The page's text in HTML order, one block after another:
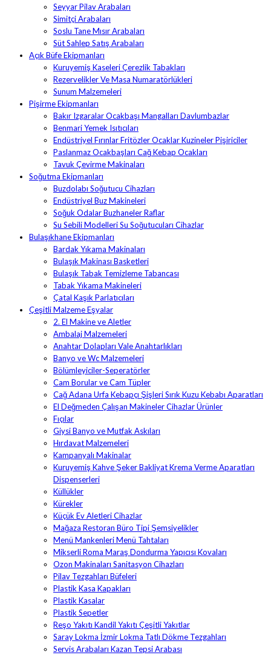
Seyyar Pilav Arabaları
Simitçi Arabaları
Soslu Tane Mısır Arabaları
Süt Sahlep Satış Arabaları
Açık Büfe Ekipmanları
Kuruyemiş Kaseleri Çerezlik Tabakları
Rezervelikler Ve Masa Numaratörlükleri
Sunum Malzemeleri
Pişirme Ekipmanları
Bakır Izgaralar Ocakbaşı Mangalları Davlumbazlar
Benmari Yemek Isıtıcıları
Endüstriyel Fırınlar Fritözler Ocaklar Kuzineler Pişiriciler
Paslanmaz Ocakbaşları Cağ Kebap Ocakları
Tavuk Çevirme Makinaları
Soğutma Ekipmanları
Buzdolabı Soğutucu Cihazları
Endüstriyel Buz Makineleri
Soğuk Odalar Buzhaneler Raflar
Su Sebili Modelleri Su Soğutucuları Cihazlar
Bulaşıkhane Ekipmanları
Bardak Yıkama Makinaları
Bulaşık Makinası Basketleri
Bulaşık Tabak Temizleme Tabancası
Tabak Yıkama Makineleri
Çatal Kaşık Parlatıcıları
Çeşitli Malzeme Eşyalar
2. El Makine ve Aletler
Ambalaj Malzemeleri
Anahtar Dolapları Vale Anahtarlıkları
Banyo ve Wc Malzemeleri
Bölümleyiciler-Seperatörler
Cam Borular ve Cam Tüpler
Cağ Adana Urfa Kebapçı Şişleri Sırık Kuzu Kebabı Aparatları
El Değmeden Çalışan Makineler Cihazlar Ürünler
Fıçılar
Giysi Banyo ve Mutfak Askıları
Hırdavat Malzemeleri
Kampanyalı Makinalar
Kuruyemiş Kahve Şeker Bakliyat Krema Verme Aparatları
Dispenserleri
Küllükler
Kürekler
Küçük Ev Aletleri Cihazlar
Mağaza Restoran Büro Tipi Şemsiyelikler
Menü Mankenleri Menü Tahtaları
Mikserli Roma Maraş Dondurma Yapıcısı Kovaları
Ozon Makinaları Sanitasyon Cihazları
Pilav Tezgahları Büfeleri
Plastik Kasa Kapakları
Plastik Kasalar
Plastik Sepetler
Reşo Yakıtı Kandil Yakıtı Çeşitli Yakıtlar
Saray Lokma İzmir Lokma Tatlı Dökme Tezgahları
Servis Arabaları Kazan Tepsi Arabası